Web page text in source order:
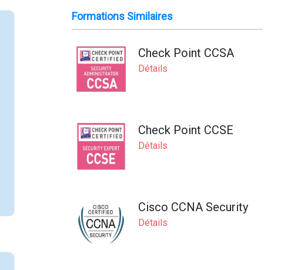
Formations Similaires
Check Point CCSA
Détails
Check Point CCSE
Détails
Cisco CCNA Security
Détails